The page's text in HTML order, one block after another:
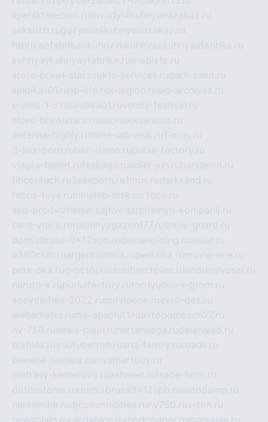
lipetsktelecom.rutovudyi4kuhnyanazakaz.ru
seksuzb.ruguzywia4kuhnyanazakaz.ru
fabrikaofabrikaokuhny.rukuhnyaekuhnyaafabrika.ru
kuhnyaykuhnyayfabrika.rue-abis1c.ru
store-brawl-stars.rukts-services.rudark-sand.ru
sindika-01.rusp-life.rux-legion.rusib-archives.ru
e-abis-1-c.rusindika01.ruvenda-festival.ru
store-brawlstars.rudooraleksandria.ru
antenna-highly.ru mine-lab-msk.ru1-mus.ru
3-sex-porn.ruban-damn.rupurse-factory.ru
viagra-tablet.rufasbags.ruadler-jun.rubandamn.ru
fincontech.ru3sexporn.ru1mus.rudarksand.ru
rebus-toys.ru minelab-msk.ru rtdco.ru
seo-prodvizhenie-sajtov-stroitelnyh-kompanij.ru
card-voice.ru rulonnyygazon177.rusnow-guard.ru
domizbrusa-9x12spb.rudemaholding.ruaalse.ru
a380club.ruargentinamia.ruperkoka.ru movie-one.ru
perk-oka.rug-octopus.rusibarchives.ruandreislyusar.ru
naruto-x.rupursefactory.rutor-lyubov-i-grom.ru
spayderhed-2022.ru movieone.ruevro-dez.ru
webamator.ru ma-absolut1.ruavtopomosch27.ru
nv-750.ru news-plain.ru nertansaga.rudelanalad.ru
dizfiles.ruyoutubefree.ruaria-family.ru roadli.ru
planeta-samara.ru mysmartbuy.ru
matrasy-kemerovo.ruashanet.rutrade-farm.ru
dotcustoms.rudomizbrusa9x12spb.ruautodamp.ru
narasimha.rudjcommodities.ru nv750.rux-ton.ru
newsplain.rucardvoice.ru modopaper.ru manunae.ru